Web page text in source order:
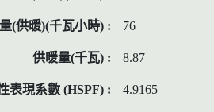
76
8.87
4.9165